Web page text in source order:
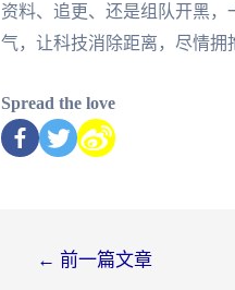
资料、追更、还是组队开黑
气，让科技消除距离，尽情拥
Spread the love
← 前一篇文章